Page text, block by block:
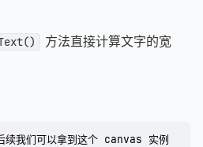
方法直接计算文字的宽
我们可以拿到这个 canvas 实例